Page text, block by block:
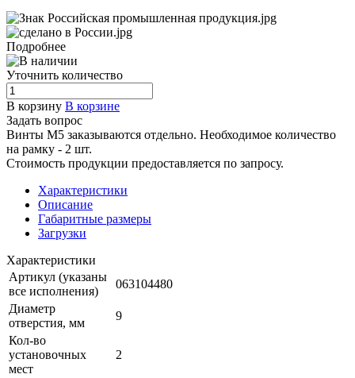
Подробнее
Уточнить количество
В корзину В корзине
Задать вопрос
Винты М5 заказываются отдельно. Необходимое количество
на рамку - 2 шт.
Стоимость продукции предоставляется по запросу.
Характеристики
Описание
Габаритные размеры
Загрузки
Характеристики
Артикул (указаны
все исполнения)
063104480
Диаметр
отверстия, мм
9
Кол-во
установочных
мест
2